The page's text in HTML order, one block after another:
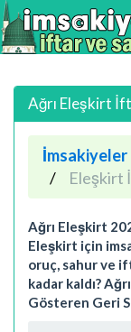
Ağrı Eleşkirt
İmsakiyeler
Eleşkirt
Ağrı Eleşkirt
Eleşkirt için
oruç, sahur ve
kadar kaldı?
Gösteren Geri